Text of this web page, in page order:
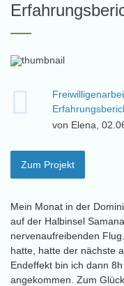
von Elena,
Zum Projekt
Mein Monat in der
auf der Halbinsel
nervenaufreibenden
hatte, hatte der nächste
Endeffekt bin ich dann
angekommen. Zum